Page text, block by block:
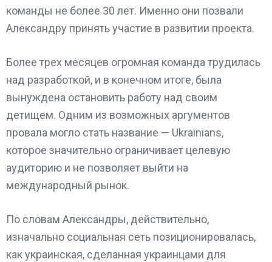
команды не более 30 лет. Именно они позвали
Александру принять участие в развитии проекта.
Более трех месяцев огромная команда трудилась
над разработкой, и в конечном итоге, была
вынуждена остановить работу над своим
детищем. Одним из возможных аргументов
провала могло стать название — Ukrainians,
которое значительно ограничивает целевую
аудиторию и не позволяет выйти на
международный рынок.
По словам Александры, действительно,
изначально социальная сеть позиционировалась,
как украинская, сделанная украинцами для